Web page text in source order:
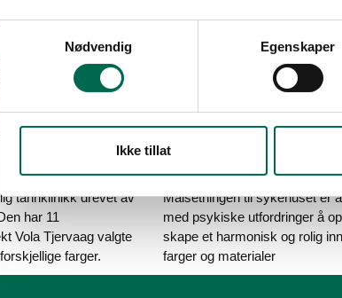
Nødvendig
Egenskaper
Ikke tillat
tannklinikk drevet av
har 11
Vola Tjervaag valgte
farger.
Kronstad DPS
Målsetningen til sykehuset er
med psykiske utfordringer å
skape et harmonisk og rolig
farger og materialer